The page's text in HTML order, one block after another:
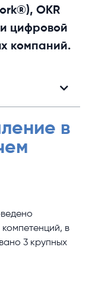
OKR
цифровой
компаний.
в
в
3 крупных